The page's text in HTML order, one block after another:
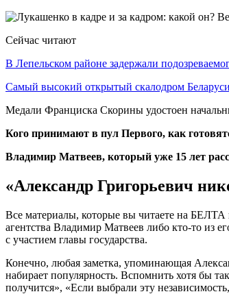
Сейчас читают
В Лепельском районе задержали
Самый высокий открытый скалодром
Медали Франциска Скорины удостоен
Кого принимают в пул Первого, как
Владимир Матвеев, который уже 15 лет
«Александр Григорьевич
Все материалы, которые вы читаете на БЕЛТА
агентства Владимир Матвеев либо кто-то из
с участием главы государства.
Конечно, любая заметка, упоминающая
набирает популярность. Вспомнить хотя бы
получится», «Если выбрали эту